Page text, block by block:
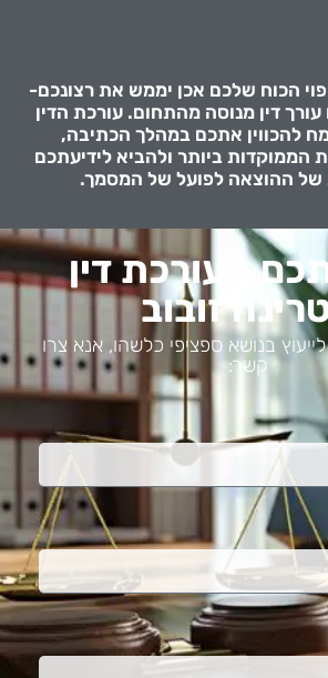
הכוח שלכם אכן יממש את רצונכם-
דין מנוסה מהתחום. עורכת הדין
להכווין אתכם במהלך הכתיבה,
ביותר ולהביא לידיעתכם
ההוצאה לפועל של המסמך.
- עורכת דין
זובוב
בנושא ספציפי כלשהו, ​​אנא צרו
קשר: